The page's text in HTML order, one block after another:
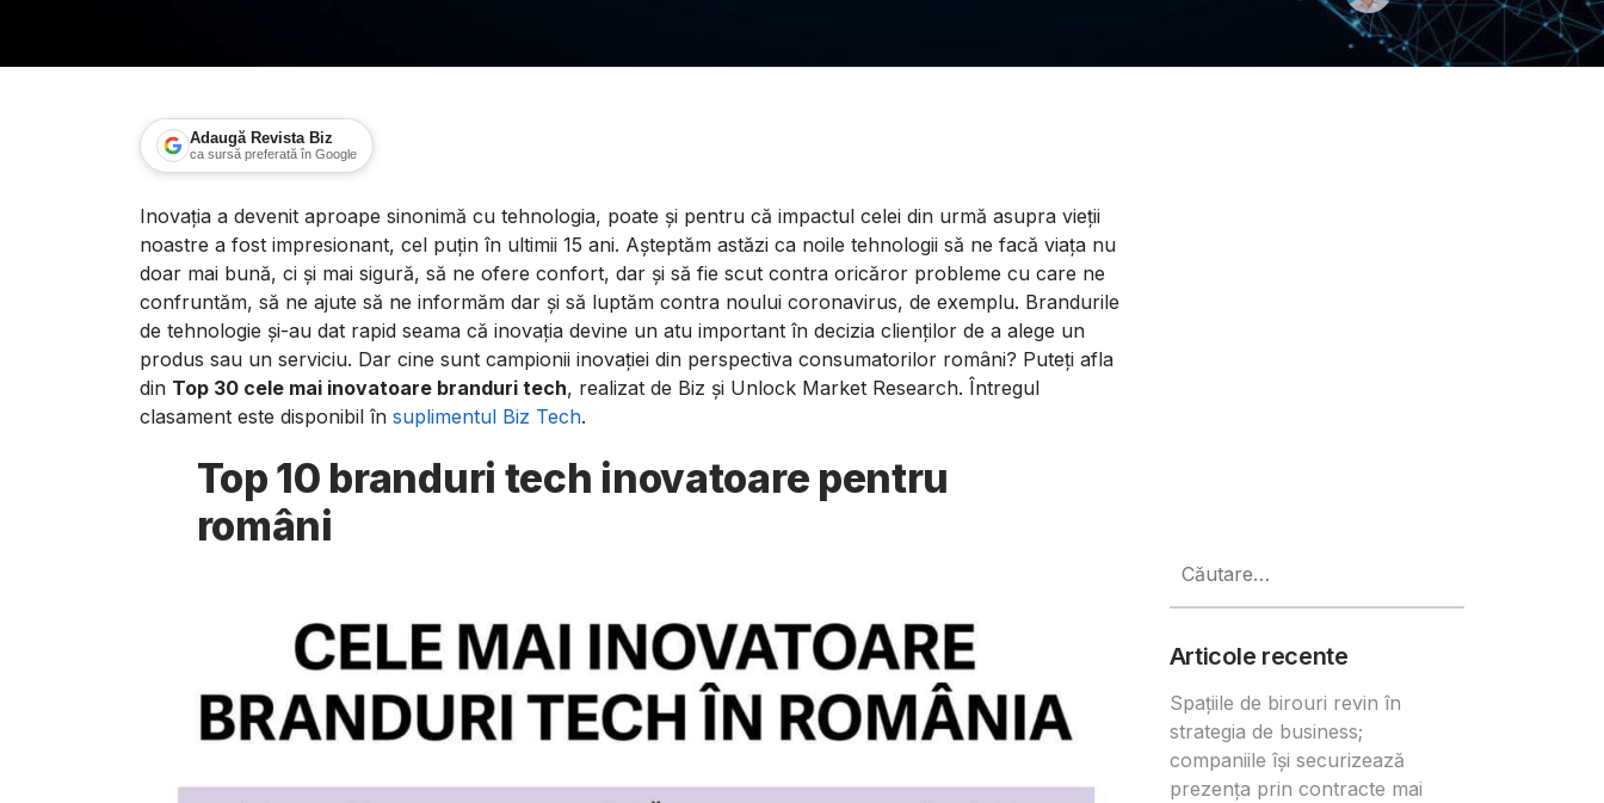
Adaugă Revista Biz
ca sursă preferată în Google
Cele mai inovatoare branduri tech în România
Inovația a devenit aproape sinonimă cu tehnologia, poate și pentru că impactul celei din urmă asupra vieții
noastre a fost impresionant, cel puțin în ultimii 15 ani. Așteptăm astăzi ca noile tehnologii să ne facă viața nu
doar mai bună, ci și mai sigură, să ne ofere confort, dar și să fie scut contra oricăror probleme cu care ne
confruntăm, să ne ajute să ne informăm dar și să luptăm contra noului coronavirus, de exemplu. Brandurile
de tehnologie și-au dat rapid seama că inovația devine un atu important în decizia clienților de a alege un
produs sau un serviciu. Dar cine sunt campionii inovației din perspectiva consumatorilor români? Puteți afla
din Top 30 cele mai inovatoare branduri tech, realizat de Biz și Unlock Market Research. Întregul
clasament este disponibil în suplimentul Biz Tech.
Top 10 branduri tech inovatoare pentru
români
după:
Articole recente
Spațiile de birouri revin în
strategia de business;
companiile își securizează
prezența prin contracte mai